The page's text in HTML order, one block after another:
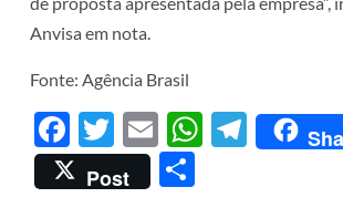
Anvisa em nota.
Fonte: Agência Brasil
Facebook
Twitter
Email
Post